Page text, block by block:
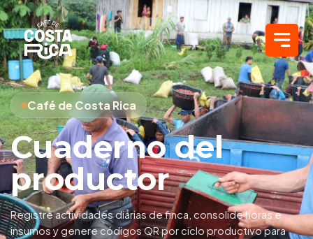
Café de Costa Rica
Cuaderno del
productor
Registre actividades diarias de finca, consolide horas e
insumos y genere códigos QR por ciclo productivo para